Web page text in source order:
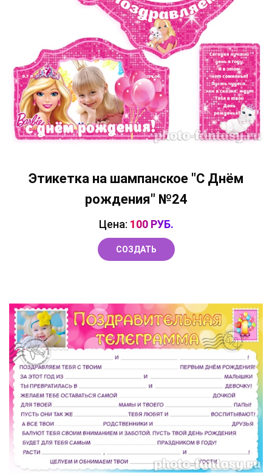
Этикетка на шампанское "С Днём
рождения" №24
Цена: 100 РУБ.
СОЗДАТЬ